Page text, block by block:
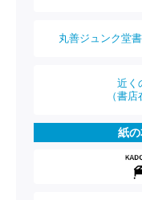
丸善ジュンク堂
近く
（書
紙